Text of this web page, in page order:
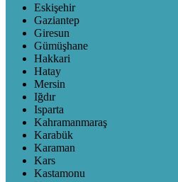
Eskişehir
Gaziantep
Giresun
Gümüşhane
Hakkari
Hatay
Mersin
Iğdır
Isparta
Kahramanmaraş
Karabük
Karaman
Kars
Kastamonu